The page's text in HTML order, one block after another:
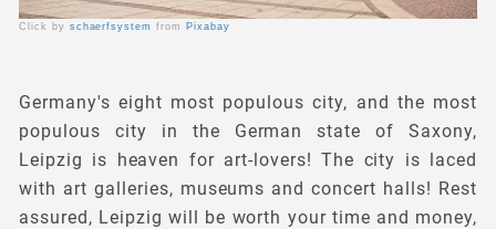
Click by schaerfsystem from Pixabay
Germany's eight most populous city, and the most
populous city in the German state of Saxony,
Leipzig is heaven for art-lovers! The city is laced
with art galleries, museums and concert halls! Rest
assured, Leipzig will be worth your time and money,